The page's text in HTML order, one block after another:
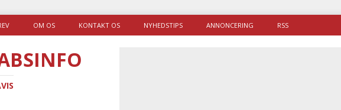
OM OS KONTAKT OS NYHEDSTIPS ANNONCERING RSS